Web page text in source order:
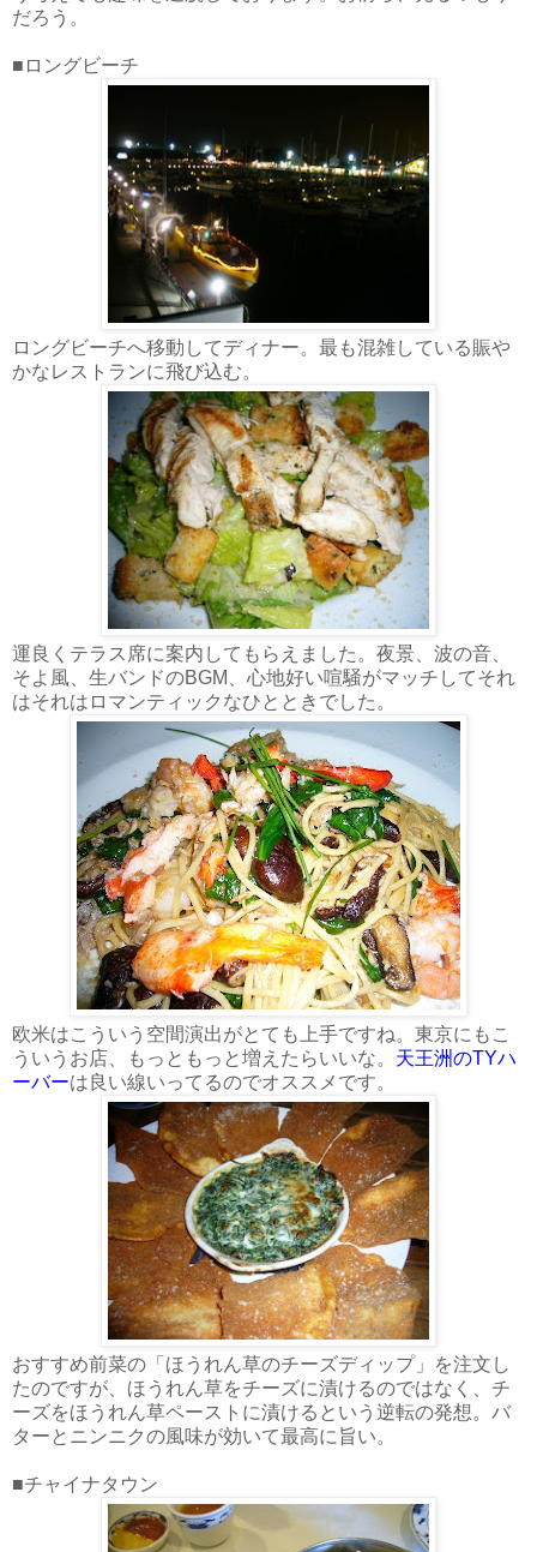
だろう。
■ロングビーチ
ロングビーチへ移動してディナー。最も混雑している賑や
かなレストランに飛び込む。
運良くテラス席に案内してもらえました。夜景、波の音、
そよ風、生バンドのBGM、心地好い喧騒がマッチしてそれ
はそれはロマンティックなひとときでした。
欧米はこういう空間演出がとても上手ですね。東京にもこ
ういうお店、もっともっと増えたらいいな。 天王洲のTYハ
ーバーは良い線いってるのでオススメです。
おすすめ前菜の「ほうれん草のチーズディップ」を注文し
たのですが、ほうれん草をチーズに漬けるのではなく、チ
ーズをほうれん草ペーストに漬けるという逆転の発想。バ
ターとニンニクの風味が効いて最高に旨い。
■チャイナタウン